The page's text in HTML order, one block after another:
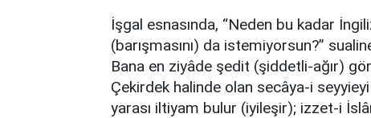
İşgal esnasında, “Neden bu kadar
(barışmasını) da istemiyorsun?”
Bana en ziyâde şedit (şiddetli-ağır)
Çekirdek halinde olan secâya-i
yarası iltiyam bulur (iyileşir); izzet-i